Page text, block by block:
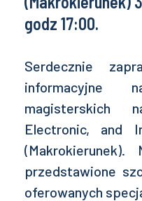
godz 17:00.
Serdecznie
informacyjne
magisterskich
Electronic, and
przedstawione
oferowanych